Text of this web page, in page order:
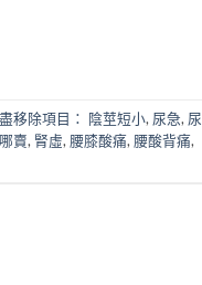
移除項目： 陰莖短小, 尿急, 尿
賣, 腎虛, 腰膝酸痛, 腰酸背痛,